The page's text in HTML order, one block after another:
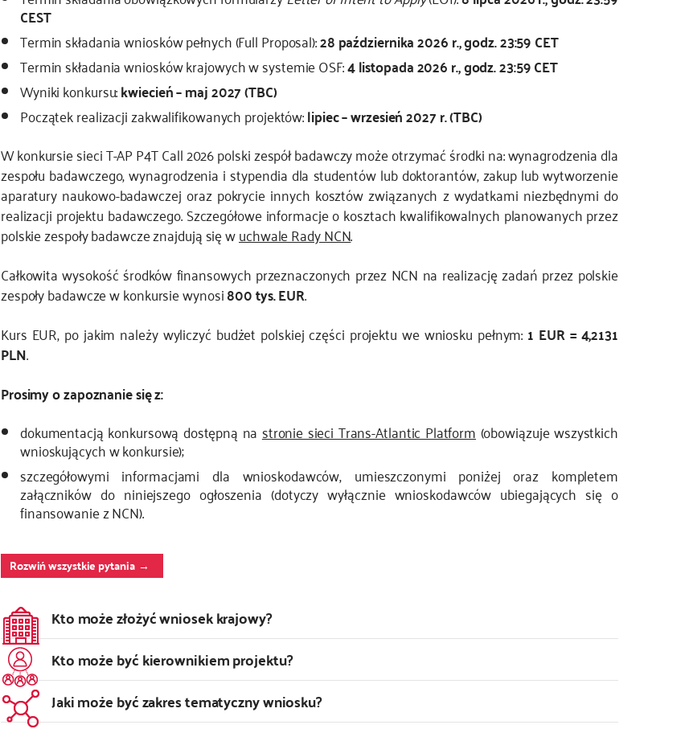
CEST
Termin składania wniosków pełnych (Full Proposal):28 października 2026 r., godz. 23:59 CET
Termin składania wniosków krajowych w systemie OSF:4 listopada 2026 r., godz. 23:59 CET
Wyniki konkursu:kwiecień – maj 2027 (TBC)
Początek realizacji zakwalifikowanych projektów:lipiec – wrzesień 2027 r. (TBC)
W konkursie sieci T-AP P4T Call 2026 polski zespół badawczy może otrzymać środki na: wynagrodzenia dla
zespołu badawczego, wynagrodzenia i stypendia dla studentów lub doktorantów, zakup lub wytworzenie
aparatury naukowo-badawczej oraz pokrycie innych kosztów związanych z wydatkami niezbędnymi do
realizacji projektu badawczego. Szczegółowe informacje o kosztach kwalifikowalnych planowanych przez
polskie zespoły badawcze znajdują się wuchwale Rady NCN.
Całkowita wysokość środków finansowych przeznaczonych przez NCN na realizację zadań przez polskie
zespoły badawcze w konkursie wynosi800 tys. EUR.
Kurs EUR, po jakim należy wyliczyć budżet polskiej części projektu we wniosku pełnym: 1 EUR = 4,2131
PLN.
Prosimy o zapoznanie się z:
dokumentacją konkursową dostępną na stronie sieci Trans-Atlantic Platform (obowiązuje wszystkich
wnioskujących w konkursie);
szczegółowymi informacjami dla wnioskodawców, umieszczonymi poniżej oraz kompletem
załączników do niniejszego ogłoszenia (dotyczy wyłącznie wnioskodawców ubiegających się o
finansowanie z NCN).
Rozwiń wszystkie pytania
Kto może złożyć wniosek krajowy?
Kto może być kierownikiem projektu?
Jaki może być zakres tematyczny wniosku?